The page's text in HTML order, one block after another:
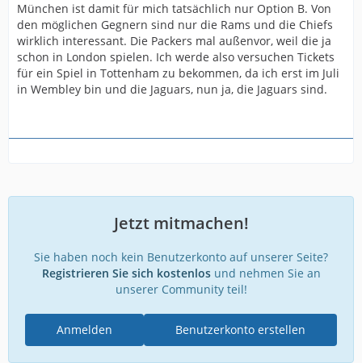
München ist damit für mich tatsächlich nur Option B. Von
den möglichen Gegnern sind nur die Rams und die Chiefs
wirklich interessant. Die Packers mal außenvor, weil die ja
schon in London spielen. Ich werde also versuchen Tickets
für ein Spiel in Tottenham zu bekommen, da ich erst im Juli
in Wembley bin und die Jaguars, nun ja, die Jaguars sind.
Jetzt mitmachen!
Sie haben noch kein Benutzerkonto auf unserer Seite?
Registrieren Sie sich kostenlosund nehmen Sie an
unserer Community teil!
Benutzerkonto erstellen
Anmelden